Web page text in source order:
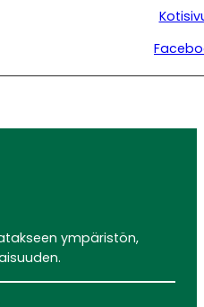
ympäristön,